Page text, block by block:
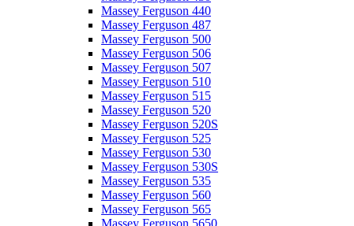
Massey Ferguson 440
Massey Ferguson 487
Massey Ferguson 500
Massey Ferguson 506
Massey Ferguson 507
Massey Ferguson 510
Massey Ferguson 515
Massey Ferguson 520
Massey Ferguson 520S
Massey Ferguson 525
Massey Ferguson 530
Massey Ferguson 530S
Massey Ferguson 535
Massey Ferguson 560
Massey Ferguson 565
Massey Ferguson 5650